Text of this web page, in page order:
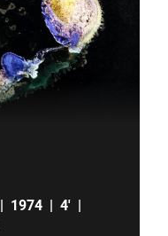
| 1974 | 4' |